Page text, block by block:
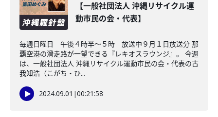
【一般社団法人 沖縄リサイクル運
動市民の会・代表】
毎週日曜日 午後４時半～５時 放送中９月１日放送分 那
覇空港の滑走路が一望できる『レキオスラウンジ』。 今週
は、一般社団法人 沖縄リサイクル運動市民の会・代表の古
我知浩（こがち・ひ...
2024.09.01 |00:21:58